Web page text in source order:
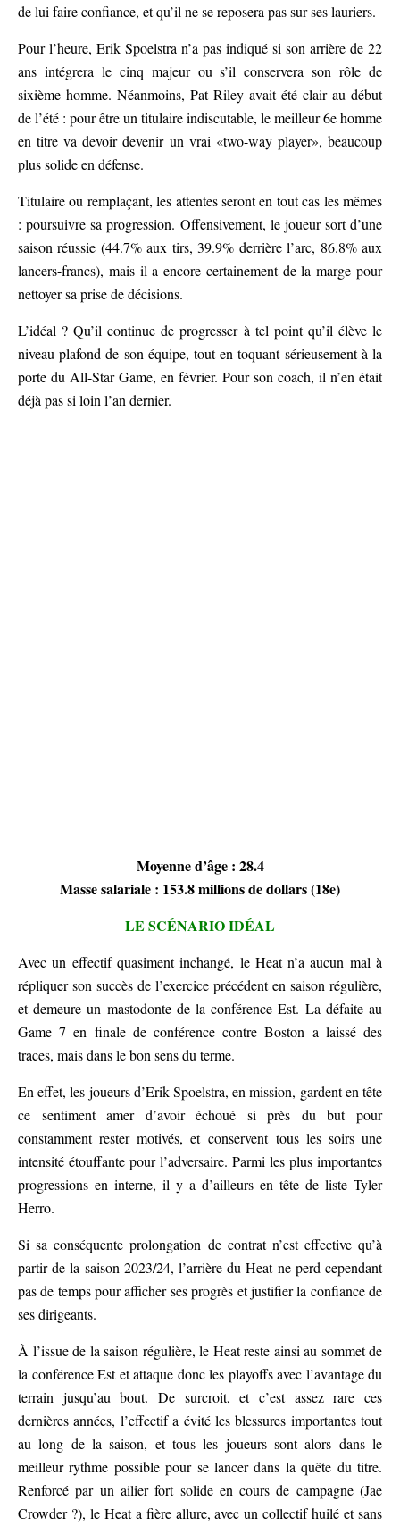
de lui faire confiance, et qu’il ne se reposera pas sur ses lauriers.
Pour l’heure, Erik Spoelstra n’a pas indiqué si son arrière de 22
ans intégrera le cinq majeur ou s’il conservera son rôle de
sixième homme. Néanmoins, Pat Riley avait été clair au début
de l’été : pour être un titulaire indiscutable, le meilleur 6e homme
en titre va devoir devenir un vrai «two-way player», beaucoup
plus solide en défense.
Titulaire ou remplaçant, les attentes seront en tout cas les mêmes
: poursuivre sa progression. Offensivement, le joueur sort d’une
saison réussie (44.7% aux tirs, 39.9% derrière l’arc, 86.8% aux
lancers-francs), mais il a encore certainement de la marge pour
nettoyer sa prise de décisions.
L’idéal ? Qu’il continue de progresser à tel point qu’il élève le
niveau plafond de son équipe, tout en toquant sérieusement à la
porte du All-Star Game, en février. Pour son coach, il n’en était
déjà pas si loin l’an dernier.
Moyenne d’âge : 28.4
Masse salariale : 153.8 millions de dollars (18e)
LE SCÉNARIO IDÉAL
Avec un effectif quasiment inchangé, le Heat n’a aucun mal à
répliquer son succès de l’exercice précédent en saison régulière,
et demeure un mastodonte de la conférence Est. La défaite au
Game 7 en finale de conférence contre Boston a laissé des
traces, mais dans le bon sens du terme.
En effet, les joueurs d’Erik Spoelstra, en mission, gardent en tête
ce sentiment amer d’avoir échoué si près du but pour
constamment rester motivés, et conservent tous les soirs une
intensité étouffante pour l’adversaire. Parmi les plus importantes
progressions en interne, il y a d’ailleurs en tête de liste Tyler
Herro.
Si sa conséquente prolongation de contrat n’est effective qu’à
partir de la saison 2023/24, l’arrière du Heat ne perd cependant
pas de temps pour afficher ses progrès et justifier la confiance de
ses dirigeants.
À l’issue de la saison régulière, le Heat reste ainsi au sommet de
la conférence Est et attaque donc les playoffs avec l’avantage du
terrain jusqu’au bout. De surcroit, et c’est assez rare ces
dernières années, l’effectif a évité les blessures importantes tout
au long de la saison, et tous les joueurs sont alors dans le
meilleur rythme possible pour se lancer dans la quête du titre.
Renforcé par un ailier fort solide en cours de campagne (Jae
Crowder ?), le Heat a fière allure, avec un collectif huilé et sans